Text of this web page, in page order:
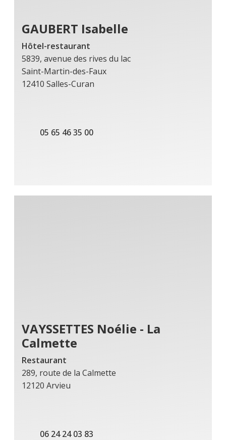
GAUBERT Isabelle
Hôtel-restaurant
5839, avenue des rives du lac
Saint-Martin-des-Faux
12410 Salles-Curan
05 65 46 35 00
VAYSSETTES Noélie - La
Calmette
Restaurant
289, route de la Calmette
12120 Arvieu
06 24 24 03 83